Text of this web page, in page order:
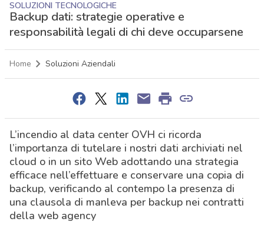
SOLUZIONI TECNOLOGICHE
Backup dati: strategie operative e
responsabilità legali di chi deve occuparsene
Home Soluzioni Aziendali
L’incendio al data center OVH ci ricorda
l’importanza di tutelare i nostri dati archiviati nel
cloud o in un sito Web adottando una strategia
efficace nell’effettuare e conservare una copia di
backup, verificando al contempo la presenza di
una clausola di manleva per backup nei contratti
della web agency